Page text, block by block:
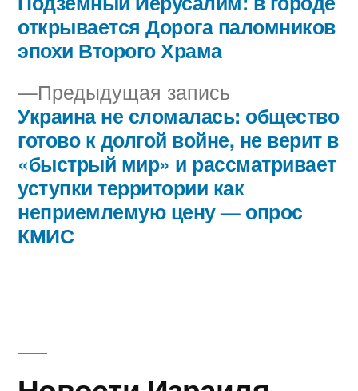
Навигация
по
записям
Предыдущая запись
запись:
Украина не сломалась: общество
готово к долгой войне, не верит в
«быстрый мир» и рассматривает
уступки территории как
неприемлемую цену — опрос
КМИС
открывается Дорога паломников
эпохи Второго Храма